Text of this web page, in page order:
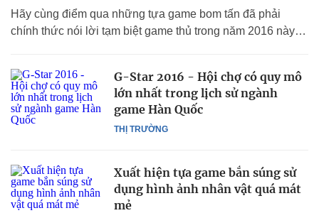
Hãy cùng điểm qua những tựa game bom tấn đã phải
chính thức nói lời tạm biệt game thủ trong năm 2016 này…
THỊ TRƯỜNG
G-Star 2016 - Hội chợ có quy mô
lớn nhất trong lịch sử ngành
game Hàn Quốc
Xuất hiện tựa game bắn súng sử
dụng hình ảnh nhân vật quá mát
mẻ